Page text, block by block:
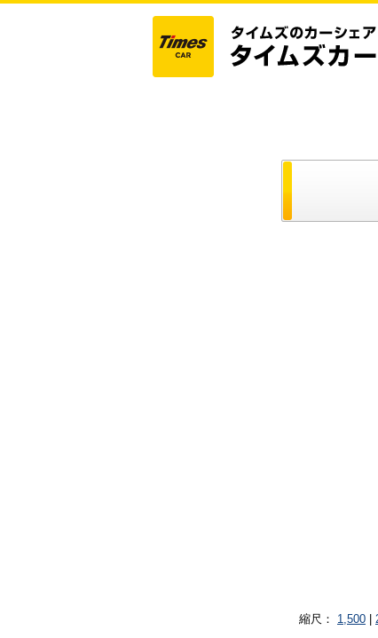
縮尺： 1,500